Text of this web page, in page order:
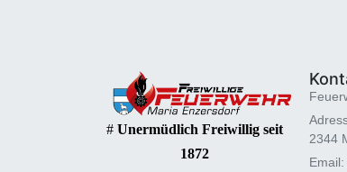
# Unermüdlich Freiwillig seit
1872
2344